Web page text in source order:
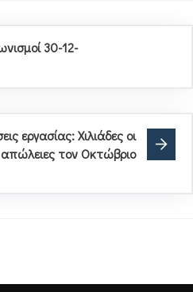
30-12-
εργασίας: Χιλιάδες οι
απώλειες τον Οκτώβριο